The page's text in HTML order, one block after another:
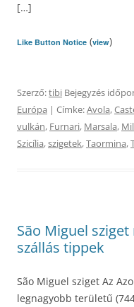
[…]
Like Button Notice (view)
Szerző:tibi Bejegyzés
Európa | Címke:Avola,
vulkán, Furnari, Marsala,
Szicília,szigetek,Taormina,
São Miguel
szállás tippek
São Miguel sziget Az
legnagyobb területű